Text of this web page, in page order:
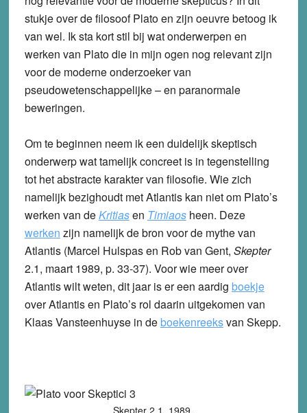
stukje over de filosoof Plato en zijn oeuvre betoog ik
van wel. Ik sta kort stil bij wat onderwerpen en
werken van Plato die in mijn ogen nog relevant zijn
voor de moderne onderzoeker van
pseudowetenschappelijke – en paranormale
beweringen.
Om te beginnen neem ik een duidelijk skeptisch
onderwerp wat tamelijk concreet is in tegenstelling
tot het abstracte karakter van filosofie. Wie zich
namelijk bezighoudt met Atlantis kan niet om Plato’s
werken van deKritiasen Timiaos heen. Deze
werken zijn namelijk de bron voor de mythe van
Atlantis (Marcel Hulspas en Rob van Gent, Skepter
2.1, maart 1989, p. 33-37). Voor wie meer over
Atlantis wilt weten, dit jaar is er een aardig boekje
over Atlantis en Plato’s rol daarin uitgekomen van
Klaas Vansteenhuyse in de boekenreeksvan Skepp.
Skepter 2.1, 1989.